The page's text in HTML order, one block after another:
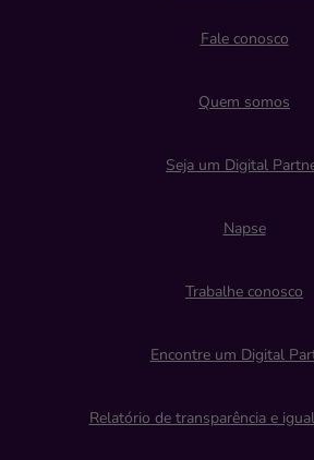
Fale conosco
Quem somos
Seja um Digital
Napse
Trabalhe conosco
Encontre um Digital
Relatório de transparência e